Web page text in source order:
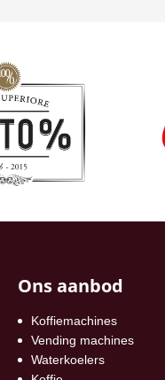
Ons aanbod
Koffiemachines
Vending machines
Waterkoelers